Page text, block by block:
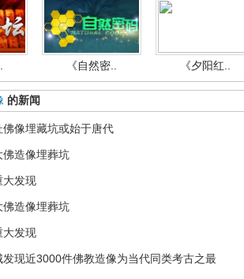
《自然密.. 《夕阳红..
的新闻
像埋藏坑或始于唐代
造像埋葬坑
大发现
造像埋葬坑
大发现
现近3000件佛教造像为当代同类考古之最